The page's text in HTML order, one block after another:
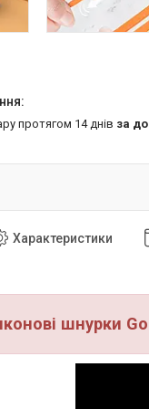
протягом 14 днів за
Характеристики
шнурки